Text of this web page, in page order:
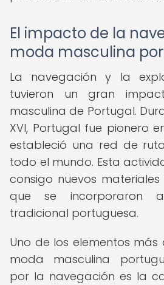
El impacto de la
moda masculina
La navegación y la
tuvieron un gran
masculina de Portugal.
XVI, Portugal fue pionero
estableció una red de
todo el mundo. Esta
consigo nuevos
que se incorporaron
tradicional portuguesa.
Uno de los elementos
moda masculina
por la navegación es la